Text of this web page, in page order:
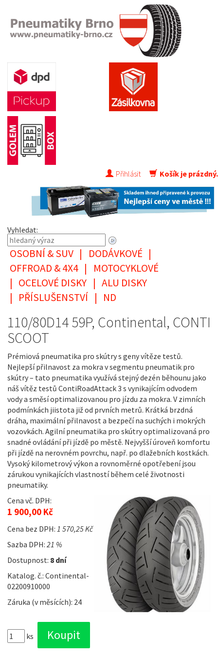
Přihlásit Košík je prázdný.
Vyhledat:
OSOBNÍ & SUV | DODÁVKOVÉ |
OFFROAD & 4X4 |
MOTOCYKLOVÉ
| OCELOVÉ DISKY | ALU DISKY
| PŘÍSLUŠENSTVÍ | ND
110/80D14 59P, Continental, CONTI
SCOOT
Prémiová pneumatika pro skútry s geny vítěze testů.
Nejlepší přilnavost za mokra v segmentu pneumatik pro
skútry – tato pneumatika využívá stejný dezén běhounu jako
náš vítěz testů ContiRoadAttack 3 s vynikajícím odvodem
vody a směsí optimalizovanou pro jízdu za mokra. V zimních
podmínkách jiistota již od prvních metrů. Krátká brzdná
dráha, maximální přilnavost a bezpečí na suchých i mokrých
vozovkách. Agilní pneumatika pro skútry optimalizovaná pro
snadné ovládání při jízdě po městě. Nejvyšší úroveň komfortu
při jízdě na nerovném povrchu, např. po dlažebních kostkách.
Vysoký kilometrový výkon a rovnoměrné opotřebení jsou
zárukou vynikajících vlastností během celé životnosti
pneumatiky.
Cena vč. DPH:
1 900,00 Kč
Cena bez DPH: 1 570,25 Kč
Sazba DPH: 21 %
Dostupnost: 8 dní
Katalog. č.: Continental-
02200910000
Záruka (v měsících): 24
ks